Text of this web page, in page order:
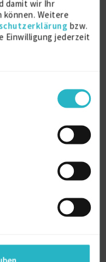
damit wir Ihr
Weitere
bzw.
Einwilligung jederzeit
und